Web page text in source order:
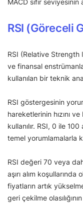
MACD sıfır seviyesinin
RSI (Göreceli
RSI (Relative
ve finansal
kullanılan bir teknik
RSI göstergesinin
hareketlerinin hızını
kullanılır. RSI, 0 ile
temel yorumlamalarla
RSI değeri 70 veya
aşırı alım
fiyatların artık
geri çekilme